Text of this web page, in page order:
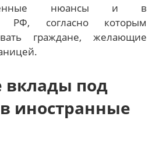
нюансы и в
РФ, согласно которым
граждане, желающие
под
иностранные